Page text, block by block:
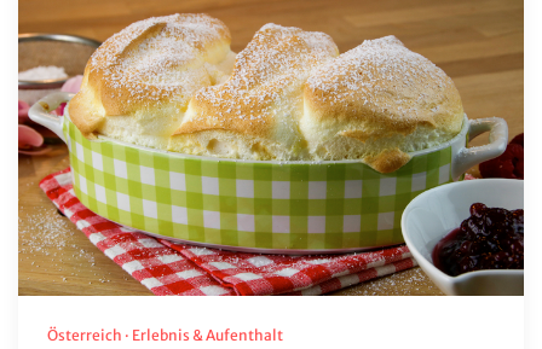
Österreich · Erlebnis & Aufenthalt